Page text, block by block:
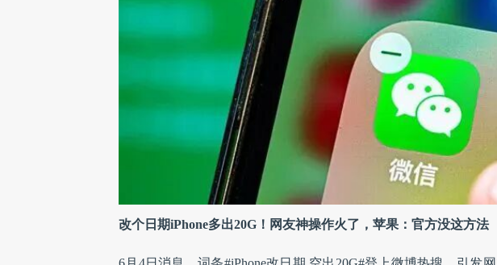
改个日期iPhone多出20G！网友神操作火了，苹果：官方没这方法